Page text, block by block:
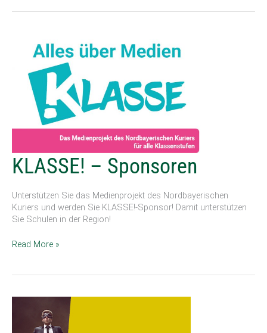
KLASSE! – Sponsoren
Unterstützen Sie das Medienprojekt des Nordbayerischen
Kuriers und werden Sie KLASSE!-Sponsor! Damit unterstützen
Sie Schulen in der Region!
KLASSE!
–
Read More »